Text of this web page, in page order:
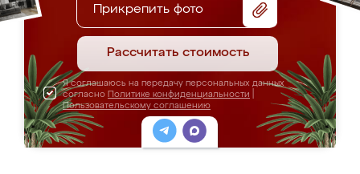
Прикрепить фото
Рассчитать стоимость
Я соглашаюсь на передачу персональных данных
согласно Политике конфиденциальности
Пользовательскому соглашению